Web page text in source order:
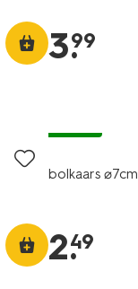
3.
99
bolkaars
2.
49